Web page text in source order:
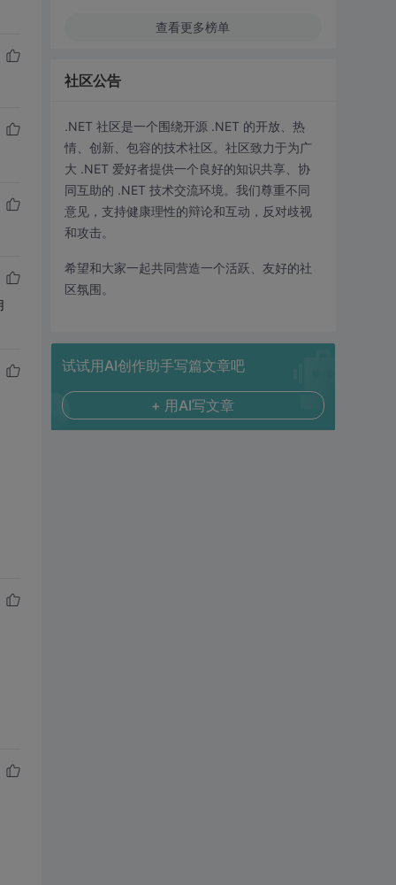
查看更多榜单
社区公告
.NET 社区是一个围绕开源 .NET 的开放、热
情、创新、包容的技术社区。社区致力于为广
大 .NET 爱好者提供一个良好的知识共享、协
同互助的 .NET 技术交流环境。我们尊重不同
意见，支持健康理性的辩论和互动，反对歧视
和攻击。
希望和大家一起共同营造一个活跃、友好的社
区氛围。
试试用AI创作助手写篇文章吧
+ 用AI写文章